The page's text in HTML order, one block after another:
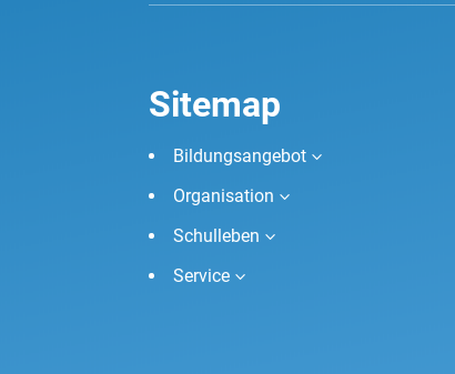
Sitemap
Bildungsangebot 3
Organisation 3
Schulleben 3
Service 3